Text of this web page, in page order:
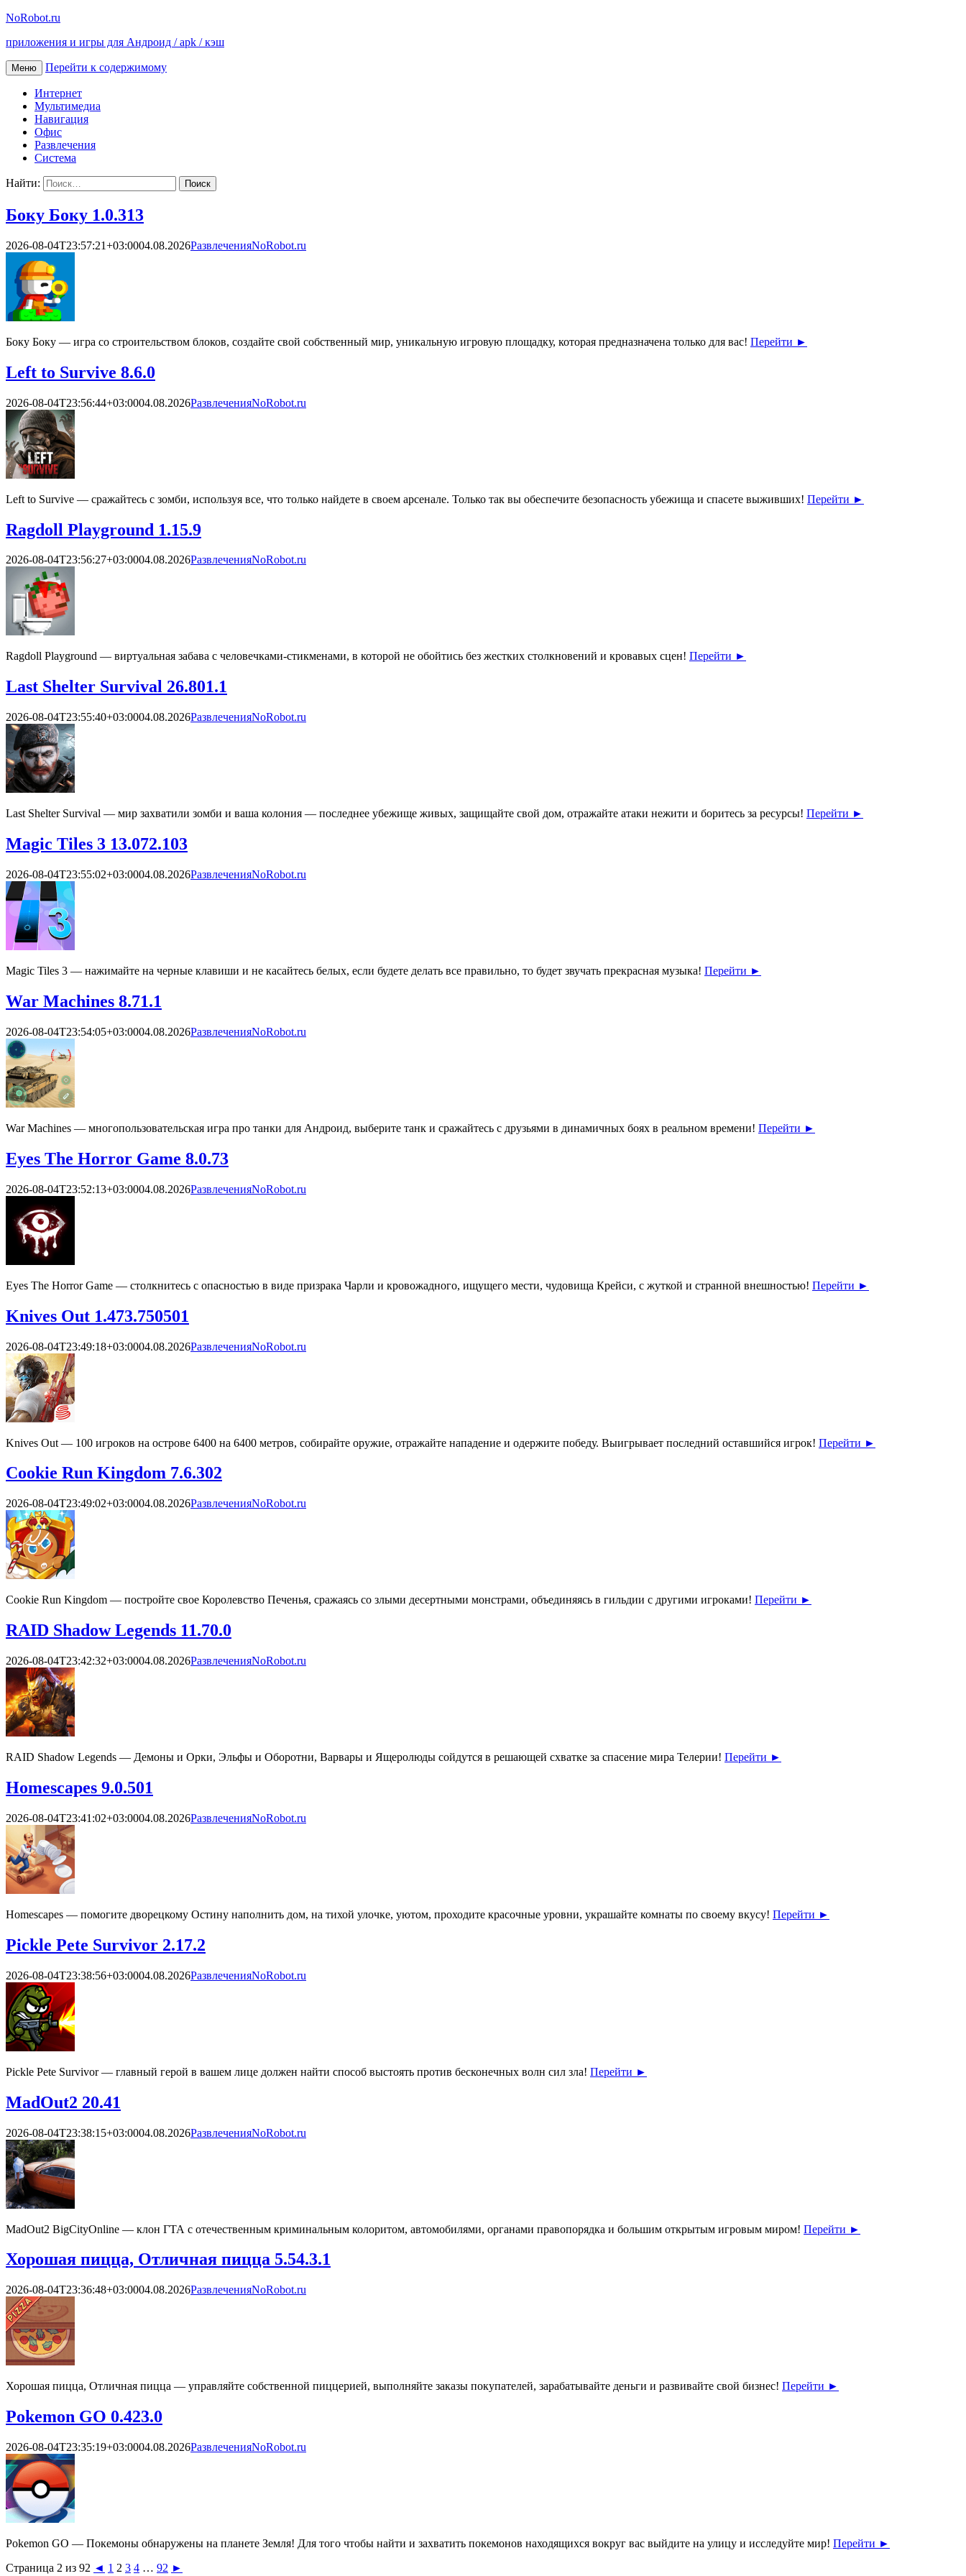
NoRobot.ru
приложения и игры для Андроид / apk / кэш
Меню Перейти к содержимому
Интернет
Мультимедиа
Навигация
Офис
Развлечения
Система
Найти:
Боку Боку 1.0.313
2026-08-04T23:57:21+03:0004.08.2026РазвлеченияNoRobot.ru
Боку Боку — игра со строительством блоков, создайте свой собственный мир, уникальную игровую площадку, которая предназначена только для вас! Перейти ►
Left to Survive 8.6.0
2026-08-04T23:56:44+03:0004.08.2026РазвлеченияNoRobot.ru
Left to Survive — сражайтесь с зомби, используя все, что только найдете в своем арсенале. Только так вы обеспечите безопасность убежища и спасете выживших! Перейти ►
Ragdoll Playground 1.15.9
2026-08-04T23:56:27+03:0004.08.2026РазвлеченияNoRobot.ru
Ragdoll Playground — виртуальная забава с человечками-стикменами, в которой не обойтись без жестких столкновений и кровавых сцен! Перейти ►
Last Shelter Survival 26.801.1
2026-08-04T23:55:40+03:0004.08.2026РазвлеченияNoRobot.ru
Last Shelter Survival — мир захватили зомби и ваша колония — последнее убежище живых, защищайте свой дом, отражайте атаки нежити и боритесь за ресурсы! Перейти ►
Magic Tiles 3 13.072.103
2026-08-04T23:55:02+03:0004.08.2026РазвлеченияNoRobot.ru
Magic Tiles 3 — нажимайте на черные клавиши и не касайтесь белых, если будете делать все правильно, то будет звучать прекрасная музыка! Перейти ►
War Machines 8.71.1
2026-08-04T23:54:05+03:0004.08.2026РазвлеченияNoRobot.ru
War Machines — многопользовательская игра про танки для Андроид, выберите танк и сражайтесь с друзьями в динамичных боях в реальном времени! Перейти ►
Eyes The Horror Game 8.0.73
2026-08-04T23:52:13+03:0004.08.2026РазвлеченияNoRobot.ru
Eyes The Horror Game — столкнитесь с опасностью в виде призрака Чарли и кровожадного, ищущего мести, чудовища Крейси, с жуткой и странной внешностью! Перейти ►
Knives Out 1.473.750501
2026-08-04T23:49:18+03:0004.08.2026РазвлеченияNoRobot.ru
Knives Out — 100 игроков на острове 6400 на 6400 метров, собирайте оружие, отражайте нападение и одержите победу. Выигрывает последний оставшийся игрок! Перейти ►
Cookie Run Kingdom 7.6.302
2026-08-04T23:49:02+03:0004.08.2026РазвлеченияNoRobot.ru
Cookie Run Kingdom — постройте свое Королевство Печенья, сражаясь со злыми десертными монстрами, объединяясь в гильдии с другими игроками! Перейти ►
RAID Shadow Legends 11.70.0
2026-08-04T23:42:32+03:0004.08.2026РазвлеченияNoRobot.ru
RAID Shadow Legends — Демоны и Орки, Эльфы и Оборотни, Варвары и Ящеролюды сойдутся в решающей схватке за спасение мира Телерии! Перейти ►
Homescapes 9.0.501
2026-08-04T23:41:02+03:0004.08.2026РазвлеченияNoRobot.ru
Homescapes — помогите дворецкому Остину наполнить дом, на тихой улочке, уютом, проходите красочные уровни, украшайте комнаты по своему вкусу! Перейти ►
Pickle Pete Survivor 2.17.2
2026-08-04T23:38:56+03:0004.08.2026РазвлеченияNoRobot.ru
Pickle Pete Survivor — главный герой в вашем лице должен найти способ выстоять против бесконечных волн сил зла! Перейти ►
MadOut2 20.41
2026-08-04T23:38:15+03:0004.08.2026РазвлеченияNoRobot.ru
MadOut2 BigCityOnline — клон ГТА с отечественным криминальным колоритом, автомобилями, органами правопорядка и большим открытым игровым миром! Перейти ►
Хорошая пицца, Отличная пицца 5.54.3.1
2026-08-04T23:36:48+03:0004.08.2026РазвлеченияNoRobot.ru
Хорошая пицца, Отличная пицца — управляйте собственной пиццерией, выполняйте заказы покупателей, зарабатывайте деньги и развивайте свой бизнес! Перейти ►
Pokemon GO 0.423.0
2026-08-04T23:35:19+03:0004.08.2026РазвлеченияNoRobot.ru
Pokemon GO — Покемоны обнаружены на планете Земля! Для того чтобы найти и захватить покемонов находящихся вокруг вас выйдите на улицу и исследуйте мир! Перейти ►
Страница 2 из 92 ◄ 1 2 3 4 … 92 ►